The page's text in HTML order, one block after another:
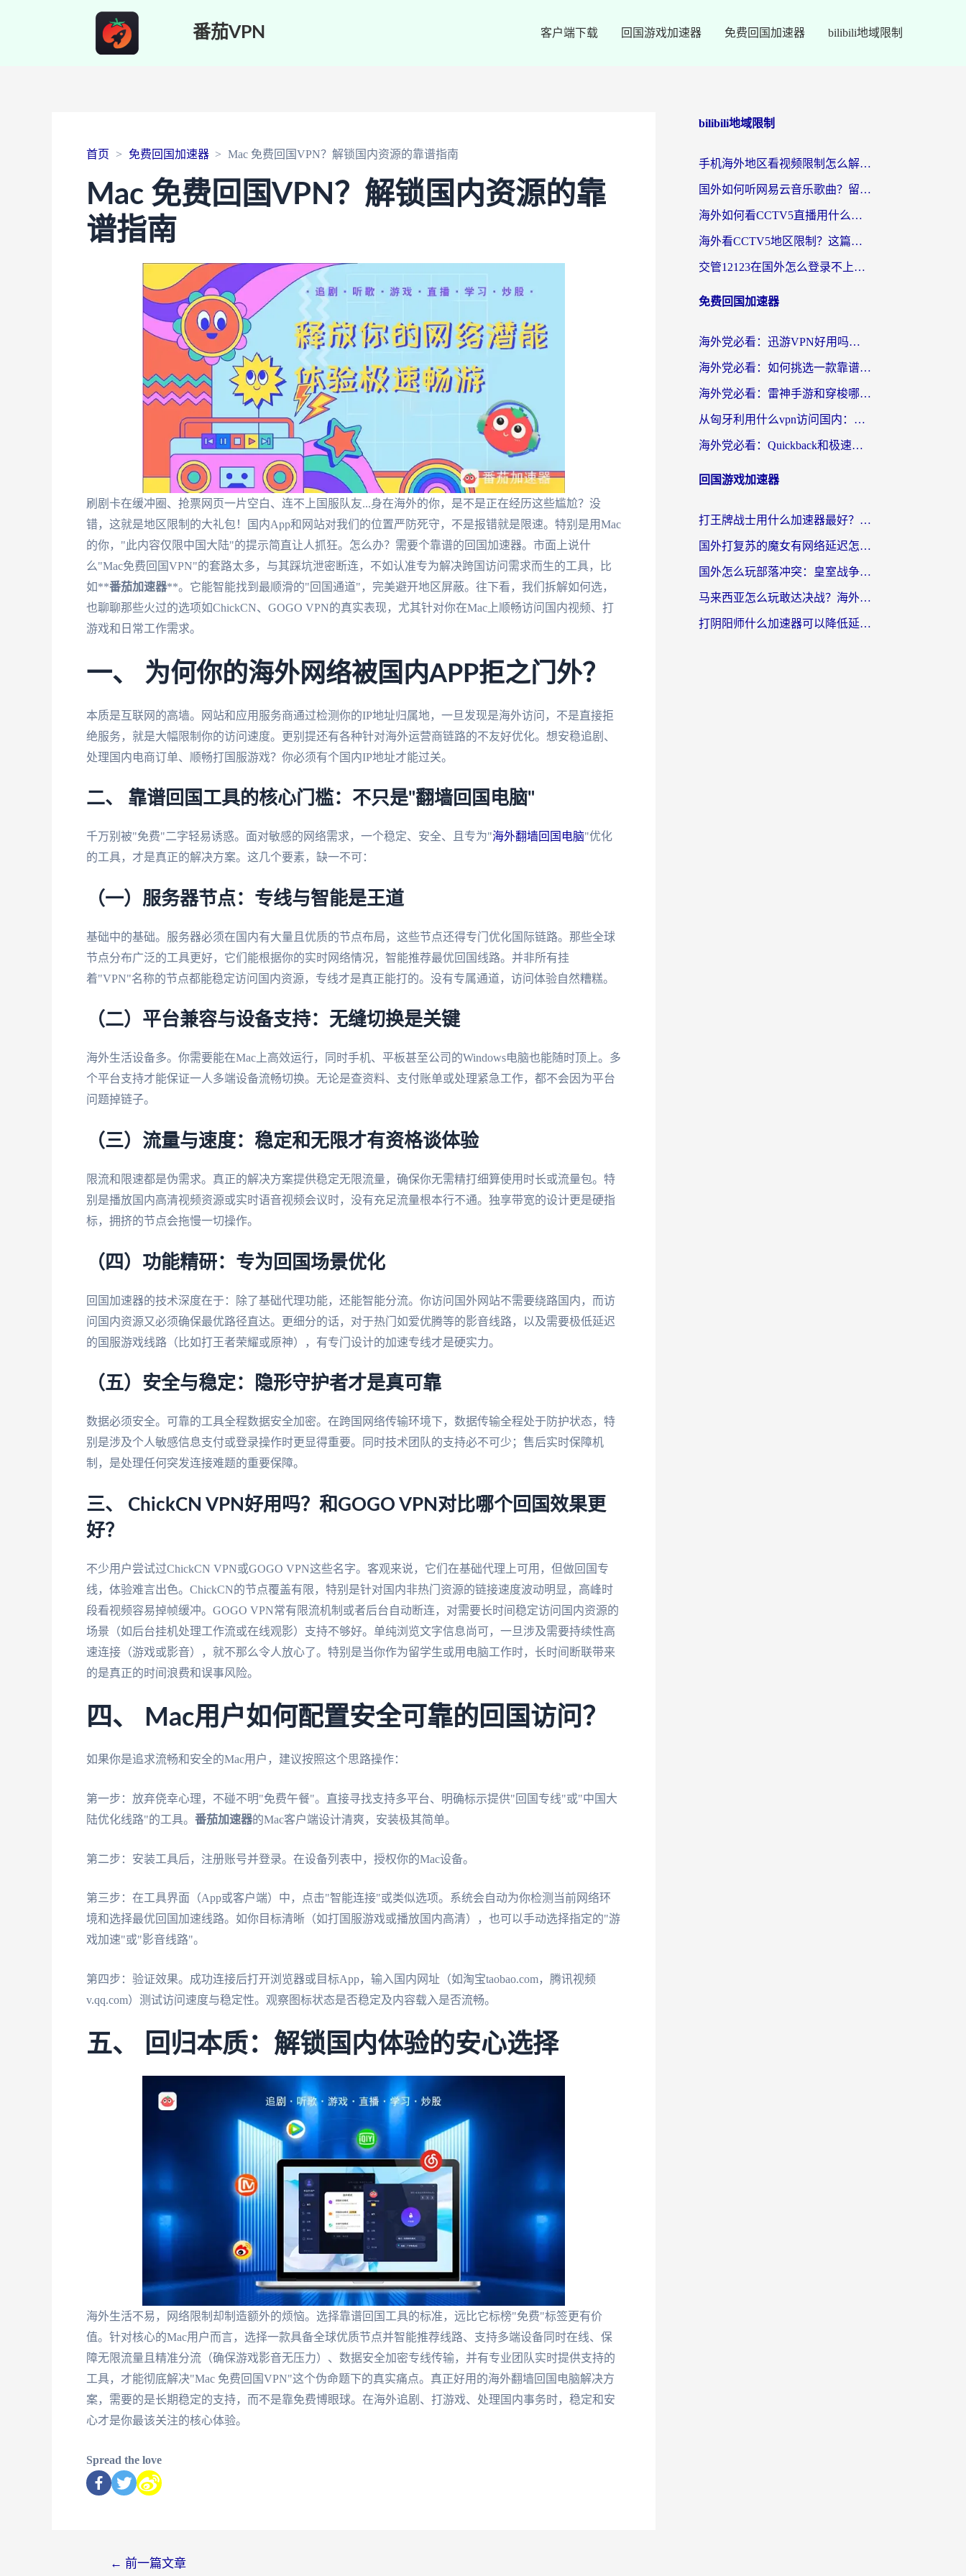
番茄VPN 客户端下载 回国游戏加速器 免费回国加速器 bilibili地域限制
首页 免费回国加速器 Mac 免费回国VPN？解锁国内资源的靠谱指南
Mac 免费回国VPN？解锁国内资源的靠
谱指南
刷剧卡在缓冲圈、抢票网页一片空白、连不上国服队友...身在海外的你，是不是正在经历这些尴尬？没
错，这就是地区限制的大礼包！国内App和网站对我们的位置严防死守，不是报错就是限速。特别是用Mac
的你，"此内容仅限中国大陆"的提示简直让人抓狂。怎么办？需要个靠谱的回国加速器。市面上说什
么"Mac免费回国VPN"的套路太多，与其踩坑泄密断连，不如认准专为解决跨国访问需求而生的工具，比
如**番茄加速器**。它能智能找到最顺滑的"回国通道"，完美避开地区屏蔽。往下看，我们拆解如何选，
也聊聊那些火过的选项如ChickCN、GOGO VPN的真实表现，尤其针对你在Mac上顺畅访问国内视频、打
游戏和日常工作需求。
一、 为何你的海外网络被国内APP拒之门外？
本质是互联网的高墙。网站和应用服务商通过检测你的IP地址归属地，一旦发现是海外访问，不是直接拒
绝服务，就是大幅限制你的访问速度。更别提还有各种针对海外运营商链路的不友好优化。想安稳追剧、
处理国内电商订单、顺畅打国服游戏？你必须有个国内IP地址才能过关。
二、 靠谱回国工具的核心门槛：不只是"翻墙回国电脑"
千万别被"免费"二字轻易诱惑。面对敏感的网络需求，一个稳定、安全、且专为"海外翻墙回国电脑"优化
的工具，才是真正的解决方案。这几个要素，缺一不可：
（一）服务器节点：专线与智能是王道
基础中的基础。服务器必须在国内有大量且优质的节点布局，这些节点还得专门优化国际链路。那些全球
节点分布广泛的工具更好，它们能根据你的实时网络情况，智能推荐最优回国线路。并非所有挂
着"VPN"名称的节点都能稳定访问国内资源，专线才是真正能打的。没有专属通道，访问体验自然糟糕。
（二）平台兼容与设备支持：无缝切换是关键
海外生活设备多。你需要能在Mac上高效运行，同时手机、平板甚至公司的Windows电脑也能随时顶上。多
个平台支持才能保证一人多端设备流畅切换。无论是查资料、支付账单或处理紧急工作，都不会因为平台
问题掉链子。
（三）流量与速度：稳定和无限才有资格谈体验
限流和限速都是伪需求。真正的解决方案提供稳定无限流量，确保你无需精打细算使用时长或流量包。特
别是播放国内高清视频资源或实时语音视频会议时，没有充足流量根本行不通。独享带宽的设计更是硬指
标，拥挤的节点会拖慢一切操作。
（四）功能精研：专为回国场景优化
回国加速器的技术深度在于：除了基础代理功能，还能智能分流。你访问国外网站不需要绕路国内，而访
问国内资源又必须确保最优路径直达。更细分的话，对于热门如爱优腾等的影音线路，以及需要极低延迟
的国服游戏线路（比如打王者荣耀或原神），有专门设计的加速专线才是硬实力。
（五）安全与稳定：隐形守护者才是真可靠
数据必须安全。可靠的工具全程数据安全加密。在跨国网络传输环境下，数据传输全程处于防护状态，特
别是涉及个人敏感信息支付或登录操作时更显得重要。同时技术团队的支持必不可少；售后实时保障机
制，是处理任何突发连接难题的重要保障。
三、 ChickCN VPN好用吗？和GOGO VPN对比哪个回国效果更
好？
不少用户尝试过ChickCN VPN或GOGO VPN这些名字。客观来说，它们在基础代理上可用，但做回国专
线，体验难言出色。ChickCN的节点覆盖有限，特别是针对国内非热门资源的链接速度波动明显，高峰时
段看视频容易掉帧缓冲。GOGO VPN常有限流机制或者后台自动断连，对需要长时间稳定访问国内资源的
场景（如后台挂机处理工作流或在线观影）支持不够好。单纯浏览文字信息尚可，一旦涉及需要持续性高
速连接（游戏或影音），就不那么令人放心了。特别是当你作为留学生或用电脑工作时，长时间断联带来
的是真正的时间浪费和误事风险。
四、 Mac用户如何配置安全可靠的回国访问？
如果你是追求流畅和安全的Mac用户，建议按照这个思路操作：
第一步：放弃侥幸心理，不碰不明"免费午餐"。直接寻找支持多平台、明确标示提供"回国专线"或"中国大
陆优化线路"的工具。 番茄加速器的Mac客户端设计清爽，安装极其简单。
第二步：安装工具后，注册账号并登录。在设备列表中，授权你的Mac设备。
第三步：在工具界面（App或客户端）中，点击"智能连接"或类似选项。系统会自动为你检测当前网络环
境和选择最优回国加速线路。如你目标清晰（如打国服游戏或播放国内高清），也可以手动选择指定的"游
戏加速"或"影音线路"。
第四步：验证效果。成功连接后打开浏览器或目标App，输入国内网址（如淘宝taobao.com，腾讯视频
v.qq.com）测试访问速度与稳定性。观察图标状态是否稳定及内容载入是否流畅。
五、 回归本质：解锁国内体验的安心选择
海外生活不易，网络限制却制造额外的烦恼。选择靠谱回国工具的标准，远比它标榜"免费"标签更有价
值。针对核心的Mac用户而言，选择一款具备全球优质节点并智能推荐线路、支持多端设备同时在线、保
障无限流量且精准分流（确保游戏影音无压力）、数据安全加密专线传输，并有专业团队实时提供支持的
工具，才能彻底解决"Mac 免费回国VPN"这个伪命题下的真实痛点。真正好用的海外翻墙回国电脑解决方
案，需要的是长期稳定的支持，而不是靠免费博眼球。在海外追剧、打游戏、处理国内事务时，稳定和安
心才是你最该关注的核心体验。
Spread the love
← 前一篇文章
bilibili地域限制
手机海外地区看视频限制怎么解决？留学生亲测有效的回国加速器指南
国外如何听网易云音乐歌曲？留学生亲测有效的回国加速方案
海外如何看CCTV5直播用什么平台？2026最新指南：看欧洲杯、中超、奥运不再卡
海外看CCTV5地区限制？这篇指南帮你流畅看欧洲杯、NBA还听中文解说
交管12123在国外怎么登录不上？海外华人必看的回国加速器选择指南
免费回国加速器
海外党必看：迅游VPN好用吗？和OurPlay VPN对比哪个回国效果更好？附真实体验测评
海外党必看：如何挑选一款靠谱的PC端VPN，让回国冲浪不再卡顿
海外党必看：雷神手游和穿梭哪个好？3步教你选对回国加速器（附实测对比）
从匈牙利用什么vpn访问国内：一份海外游子的网络归乡指南
海外党必看：Quickback和极速穿梭VPN好用吗？3步选对回国加速器实现无缝刷国内资源
回国游戏加速器
打王牌战士用什么加速器最好？海外玩家的终极选择指南
国外打复苏的魔女有网络延迟怎么办？2026海外玩家国服游戏加速全攻略
国外怎么玩部落冲突：皇室战争不卡？海外玩家畅玩国服游戏终极指南
马来西亚怎么玩敢达决战？海外党国服游戏加速避坑指南（附实测推荐）
打阴阳师什么加速器可以降低延迟？海外玩家的真实困境与破局